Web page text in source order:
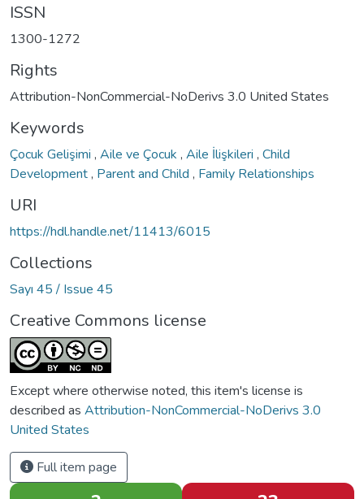
ISSN
1300-1272
Rights
Attribution-NonCommercial-NoDerivs 3.0 United States
Keywords
Çocuk Gelişimi , Aile ve Çocuk , Aile İlişkileri , Child
Development, Parent and Child , Family Relationships
URI
https://hdl.handle.net/11413/6015
Collections
Sayı 45 / Issue 45
Creative Commons license
Except where otherwise noted, this item's license is
described as Attribution-NonCommercial-NoDerivs 3.0
United States
Full item page